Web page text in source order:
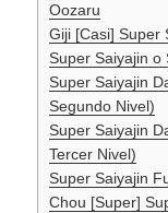
Oozaru
Giji [Casi] Super
Super Saiyajin o
Super Saiyajin
Segundo Nivel)
Super Saiyajin
Tercer Nivel)
Super Saiyajin
Chou [Super]